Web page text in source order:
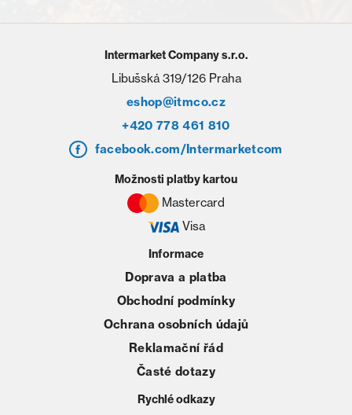
Intermarket Company s.r.o.
Libušská 319/126 Praha
eshop@itmco.cz
+420 778 461 810
facebook.com/Intermarketcom
Informace
Doprava a platba
Obchodní podmínky
Ochrana osobních údajů
Reklamační řád
Časté dotazy
Rychlé odkazy
Možnosti platby kartou
Mastercard
Visa